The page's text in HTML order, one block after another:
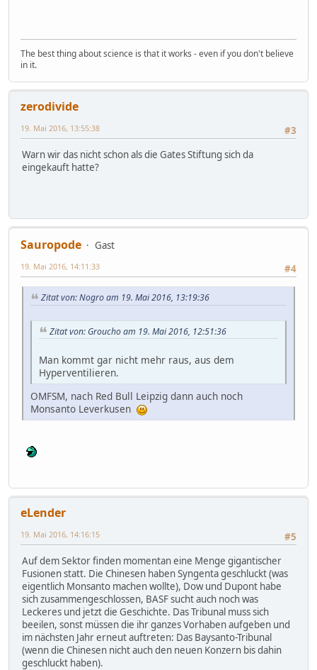
The best thing about science is that it works - even if you don't believe
in it.
zerodivide
#3
19. Mai 2016, 13:55:38
Warn wir das nicht schon als die Gates Stiftung sich da
eingekauft hatte?
Sauropode
Gast
#4
19. Mai 2016, 14:11:33
Zitat von: Nogro am 19. Mai 2016, 13:19:36
Zitat von: Groucho am 19. Mai 2016, 12:51:36
Man kommt gar nicht mehr raus, aus dem
Hyperventilieren.
OMFSM, nach Red Bull Leipzig dann auch noch
Monsanto Leverkusen
eLender
#5
19. Mai 2016, 14:16:15
Auf dem Sektor finden momentan eine Menge gigantischer
Fusionen statt. Die Chinesen haben Syngenta geschluckt (was
eigentlich Monsanto machen wollte), Dow und Dupont habe
sich zusammengeschlossen, BASF sucht auch noch was
Leckeres und jetzt die Geschichte. Das Tribunal muss sich
beeilen, sonst müssen die ihr ganzes Vorhaben aufgeben und
im nächsten Jahr erneut auftreten: Das Baysanto-Tribunal
(wenn die Chinesen nicht auch den neuen Konzern bis dahin
geschluckt haben).